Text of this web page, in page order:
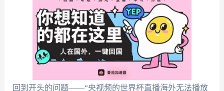
回到开头的问题——“央视频的世界杯直播海外无法播放